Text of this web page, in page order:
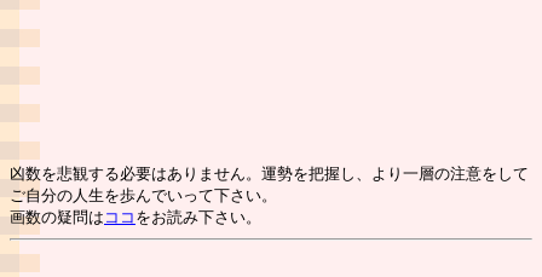
凶数を悲観する必要はありません。運勢を把握し、より一層の注意をして
ご自分の人生を歩んでいって下さい。
画数の疑問は ココ をお読み下さい。